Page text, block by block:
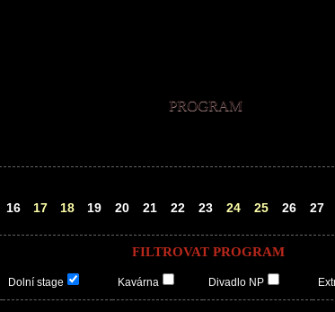
PROGRAM
16 17 18 19 20 21 22 23 24 25 26 27
FILTROVAT PROGRAM
Dolní stage Kavárna Divadlo NP